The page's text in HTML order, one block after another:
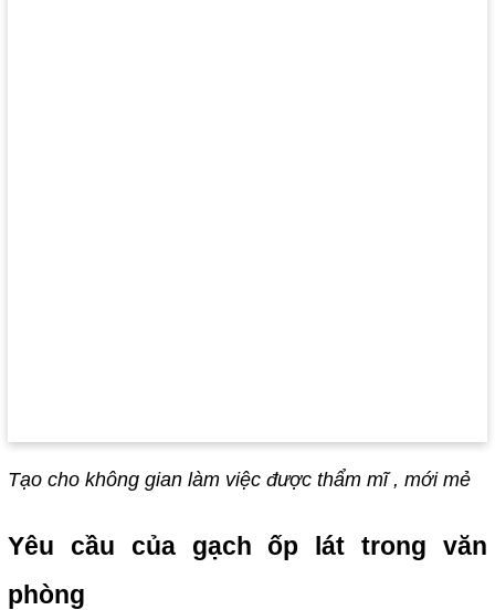
Tạo cho không gian làm việc được thẩm mĩ , mới mẻ
Yêu cầu của gạch ốp lát trong văn
phòng